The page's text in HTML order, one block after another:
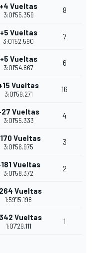
+4 Vueltas
3:01'55.359
8
+5 Vueltas
3:01'52.590
7
+5 Vueltas
3:01'54.867
6
Vueltas
3:01'59.271
16
Vueltas
3:01'55.333
4
Vueltas
3:01'56.975
3
Vueltas
3:01'58.372
2
Vueltas
1:59'15.198
Vueltas
1:07'29.111
1